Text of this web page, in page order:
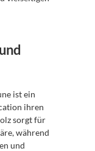
ist ein
ihren
sorgt für
während
und